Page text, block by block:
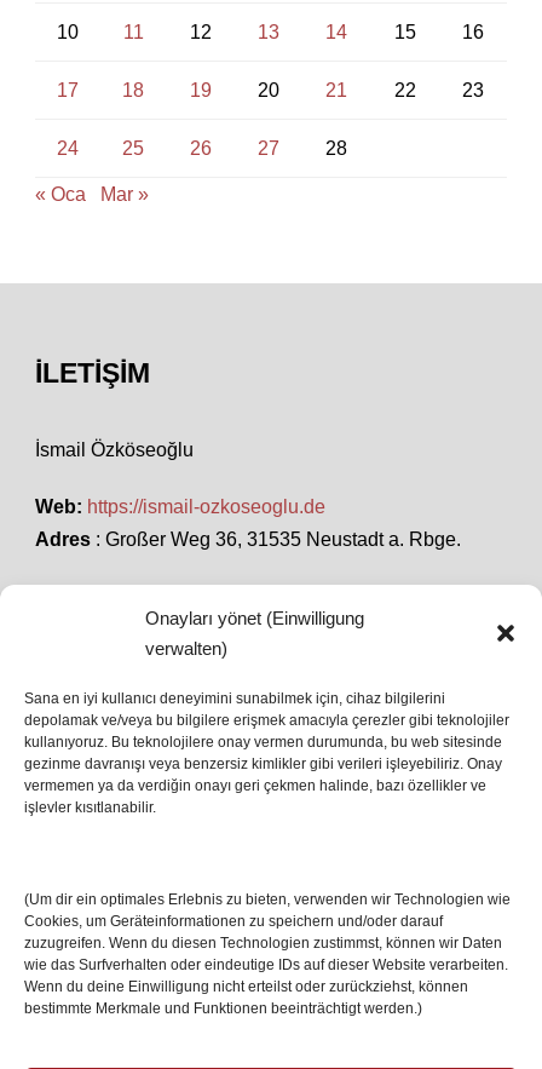
Onayları yönet (Einwilligung
verwalten)
Sana en iyi kullanıcı deneyimini sunabilmek için, cihaz bilgilerini
depolamak ve/veya bu bilgilere erişmek amacıyla çerezler gibi teknolojiler
kullanıyoruz. Bu teknolojilere onay vermen durumunda, bu web sitesinde
gezinme davranışı veya benzersiz kimlikler gibi verileri işleyebiliriz. Onay
vermemen ya da verdiğin onayı geri çekmen halinde, bazı özellikler ve
işlevler kısıtlanabilir.
(Um dir ein optimales Erlebnis zu bieten, verwenden wir Technologien wie
Cookies, um Geräteinformationen zu speichern und/oder darauf
zuzugreifen. Wenn du diesen Technologien zustimmst, können wir Daten
wie das Surfverhalten oder eindeutige IDs auf dieser Website verarbeiten.
Wenn du deine Einwilligung nicht erteilst oder zurückziehst, können
bestimmte Merkmale und Funktionen beeinträchtigt werden.)
10 11 12 13 14 15 16
17 18 19 20 21 22 23
24 25 26 27 28
« Oca Mar »
İLETIŞIM
İsmail Özköseoğlu
Web: https://ismail-ozkoseoglu.de
Adres : Großer Weg 36, 31535 Neustadt a. Rbge.
SON HABERLER
İstanbul’da Avrupa Ligi Finali: Freiburg ve Aston
Villa Boğaz’da Tarih Yazmaya Hazırlanıyor
08 May 2026
17 Nis 2026